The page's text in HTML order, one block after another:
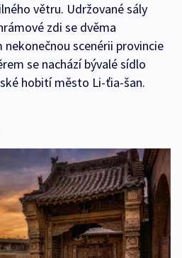
větru. Udržované sály
zdi se dvěma
scenérii provincie
se nachází bývalé sídlo
hobití město Li-ťia-šan.